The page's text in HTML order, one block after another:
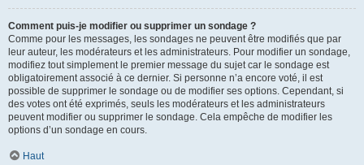
Comment puis-je modifier ou supprimer un sondage ?
Comme pour les messages, les sondages ne peuvent être modifiés que par
leur auteur, les modérateurs et les administrateurs. Pour modifier un sondage,
modifiez tout simplement le premier message du sujet car le sondage est
obligatoirement associé à ce dernier. Si personne n’a encore voté, il est
possible de supprimer le sondage ou de modifier ses options. Cependant, si
des votes ont été exprimés, seuls les modérateurs et les administrateurs
peuvent modifier ou supprimer le sondage. Cela empêche de modifier les
options d’un sondage en cours.
Haut